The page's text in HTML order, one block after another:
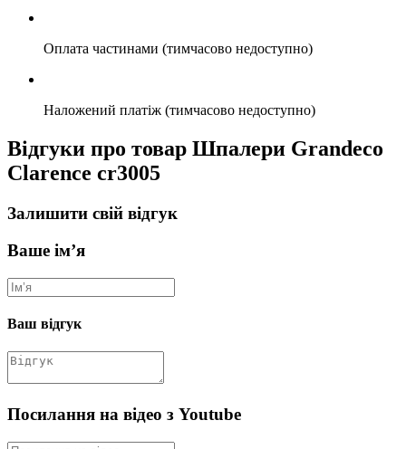
Оплата частинами (тимчасово недоступно)
Наложений платіж (тимчасово недоступно)
Відгуки про товар Шпалери Grandeco
Clarence cr3005
Залишити свій відгук
Ваше ім’я
Ваш відгук
Посилання на відео з Youtube